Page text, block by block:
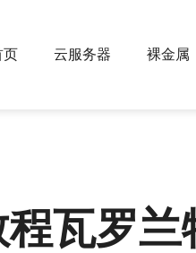
页 云服务器 裸金属
瓦罗